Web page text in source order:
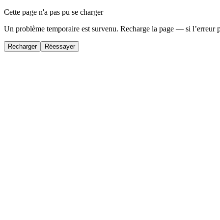
Cette page n'a pas pu se charger
Un problème temporaire est survenu. Recharge la page — si
Recharger Réessayer